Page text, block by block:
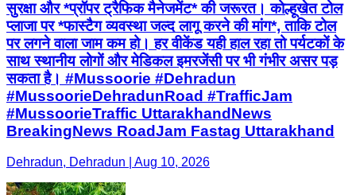
सुरक्षा और *प्रॉपर ट्रैफिक मैनेजमेंट* की जरूरत। कोल्हूखेत टोल
प्लाजा पर *फास्टैग व्यवस्था जल्द लागू करने की मांग*, ताकि टोल
पर लगने वाला जाम कम हो। हर वीकेंड यही हाल रहा तो पर्यटकों के
साथ स्थानीय लोगों और मेडिकल इमरजेंसी पर भी गंभीर असर पड़
सकता है। #Mussoorie #Dehradun
#MussoorieDehradunRoad #TrafficJam
#MussoorieTraffic UttarakhandNews
BreakingNews RoadJam Fastag Uttarakhand
Dehradun, Dehradun | Aug 10, 2026